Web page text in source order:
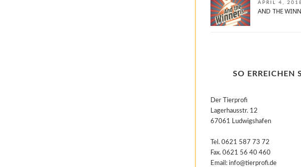
APRIL 4,
AND THE
SO ERREICHEN
Der Tierprofi
Lagerhausstr. 12
67061 Ludwigshafen
Tel. 0621 587 73 72
Fax. 0621 56 40 460
Email: info@tierprofi.de